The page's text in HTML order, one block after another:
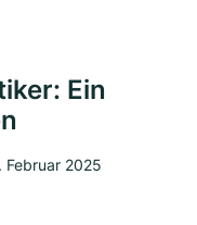
Ein
Februar 2025